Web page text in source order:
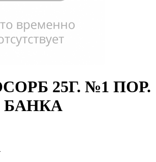
25Г. №1 ПОР.
БАНКА